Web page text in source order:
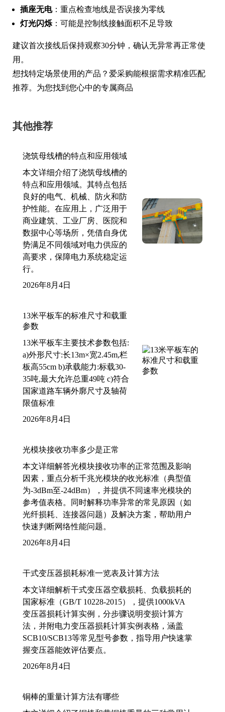
插座无电：重点检查地线是否误接为零线
灯光闪烁 ：可能是控制线接触面积不足导致
建议首次接线后保持观察30分钟，确认无异常再正常使
用。
想找特定场景使用的产品？爱采购能根据需求精准匹配
推荐。为您找到您心中的专属商品
其他推荐
浇筑母线槽的特点和应用领域
本文详细介绍了浇筑母线槽的
特点和应用领域。其特点包括
良好的电气、机械、防火和防
护性能。在应用上，广泛用于
商业建筑、工业厂房、医院和
数据中心等场所，凭借自身优
势满足不同领域对电力供应的
高要求，保障电力系统稳定运
行。
2026年8月4日
13米平板车的标准尺寸和载重
参数
13米平板车主要技术参数包括:
a)外形尺寸:长13m×宽2.45m,栏
板高55cm b)承载能力:标载30-
35吨,最大允许总重49吨 c)符合
国家道路车辆外廓尺寸及轴荷
限值标准
2026年8月4日
光模块接收功率多少是正常
本文详细解答光模块接收功率的正常范围及影响
因素，重点分析千兆光模块的收光标准（典型值
为-3dBm至-24dBm），并提供不同速率光模块的
参考值表格。同时解释功率异常的常见原因（如
光纤损耗、连接器问题）及解决方案，帮助用户
快速判断网络性能问题。
2026年8月4日
干式变压器损耗标准一览表及计算方法
本文详细解析干式变压器空载损耗、负载损耗的
国家标准（GB/T 10228-2015），提供1000kVA
变压器损耗计算实例，分步骤说明变损计算方
法，并附电力变压器损耗计算实例表格，涵盖
SCB10/SCB13等常见型号参数，指导用户快速掌
握变压器能效评估要点。
2026年8月4日
铜棒的重量计算方法有哪些